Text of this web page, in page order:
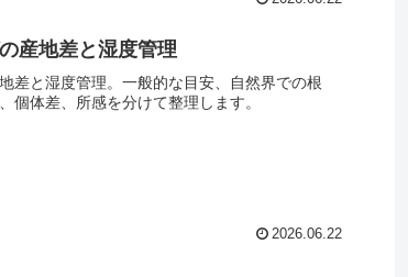
産地差と湿度管理
差と湿度管理。一般的な目安、自然界での根
個体差、所感を分けて整理します。
2026.06.22